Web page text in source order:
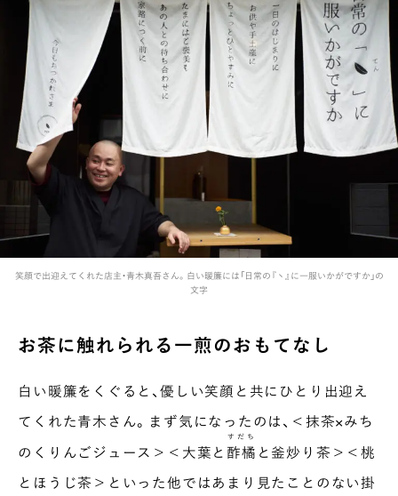
笑顔で出迎えてくれた店主・青木真吾さん。白い暖簾には「日常の『ヽ』に一服いかがですか」の
文字
お茶に触れられる一煎のおもてなし
白い暖簾をくぐると、優しい笑顔と共にひとり出迎え
てくれた青木さん。まず気になったのは、＜抹茶×みち
のくりんごジュース＞＜大葉と 酢橘
すだち
と釜炒り茶＞＜桃
とほうじ茶＞といった他ではあまり見たことのない掛